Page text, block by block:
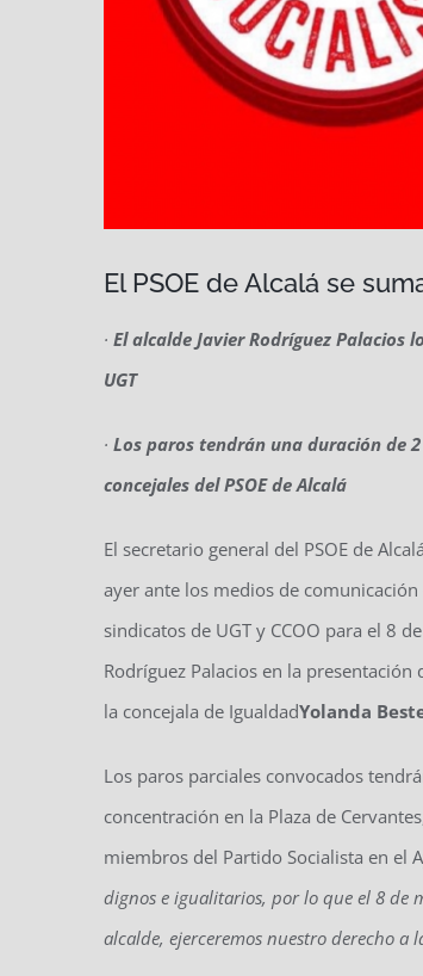
El PSOE de Alcalá se
· El alcalde Javier Rodríguez
UGT
· Los paros tendrán una duración de
concejales del PSOE de Alcalá
El secretario general del PSOE de
ayer ante los medios de
sindicatos de UGT y CCOO para el 8
Rodríguez Palacios en la
la concejala de IgualdadYolanda
Los paros parciales convocados
concentración en la Plaza de
miembros del Partido Socialista en el
dignos e igualitarios, por lo que el 8 de
alcalde, ejerceremos nuestro derecho a